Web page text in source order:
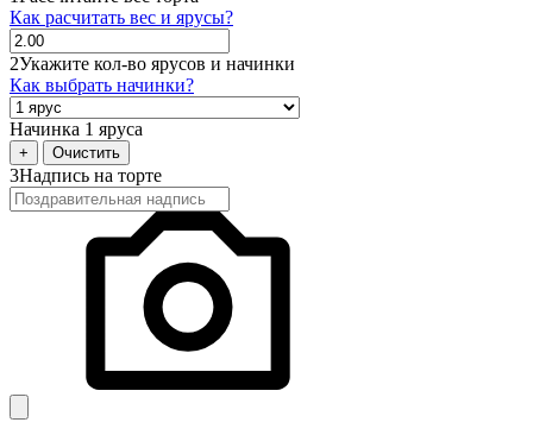
Как расчитать вес и ярусы?
2Укажите кол-во ярусов и начинки
Как выбрать начинки?
Начинка 1 яруса
+ Очистить
3Надпись на торте